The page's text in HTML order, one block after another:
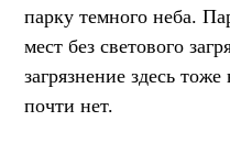
парку темного неба.
мест без светового
загрязнение здесь
почти нет.